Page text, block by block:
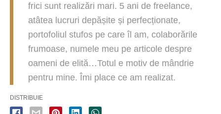
frici sunt realizări mari. 5 ani de freelance,
atâtea lucruri depășite și perfecționate,
portofoliul stufos pe care îl am, colaborările
frumoase, numele meu pe articole despre
oameni de elită…Totul e motiv de mândrie
pentru mine. Îmi place ce am realizat.
DISTRIBUIE